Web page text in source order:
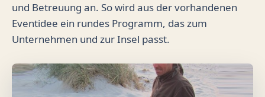
und Betreuung an. So wird aus der vorhandenen
Eventidee ein rundes Programm, das zum
Unternehmen und zur Insel passt.